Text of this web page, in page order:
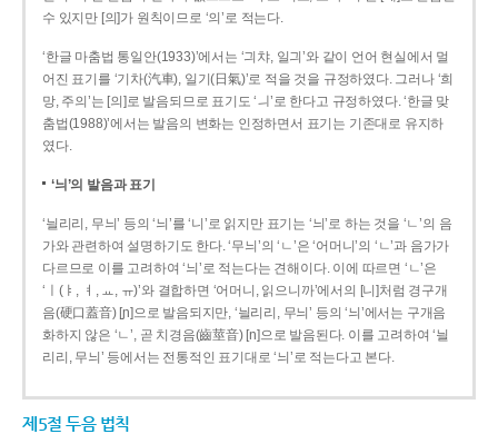
수 있지만 [의]가 원칙이므로 ‘의’로 적는다.
‘한글 마춤법 통일안(1933)’에서는 ‘긔챠, 일긔’와 같이 언어 현실에서 멀
어진 표기를 ‘기차(汽車), 일기(日氣)’로 적을 것을 규정하였다. 그러나 ‘희
망, 주의’는 [의]로 발음되므로 표기도 ‘ㅢ’로 한다고 규정하였다. ‘한글 맞
춤법(1988)’에서는 발음의 변화는 인정하면서 표기는 기존대로 유지하
였다.
‘늬’의 발음과 표기
‘늴리리, 무늬’ 등의 ‘늬’를 ‘니’로 읽지만 표기는 ‘늬’로 하는 것을 ‘ㄴ’의 음
가와 관련하여 설명하기도 한다. ‘무늬’의 ‘ㄴ’은 ‘어머니’의 ‘ㄴ’과 음가가
다르므로 이를 고려하여 ‘늬’로 적는다는 견해이다. 이에 따르면 ‘ㄴ’은
‘ㅣ(ㅑ, ㅕ, ㅛ, ㅠ)’와 결합하면 ‘어머니, 읽으니까’에서의 [니]처럼 경구개
음(硬口蓋音) [ɲ]으로 발음되지만, ‘늴리리, 무늬’ 등의 ‘늬’에서는 구개음
화하지 않은 ‘ㄴ’, 곧 치경음(齒莖音) [n]으로 발음된다. 이를 고려하여 ‘늴
리리, 무늬’ 등에서는 전통적인 표기대로 ‘늬’로 적는다고 본다.
제5절 두음 법칙